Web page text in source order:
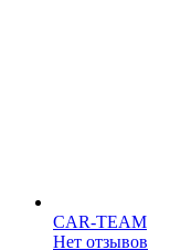
CAR-TEAM
Нет отзывов